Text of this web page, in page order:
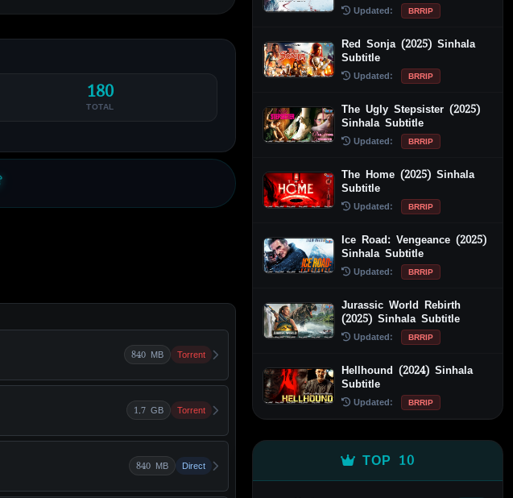
180
TOTAL
840 MB Torrent
1.7 GB Torrent
840 MB Direct
Updated: BRRIP
Red Sonja (2025) Sinhala
Subtitle
Updated: BRRIP
The Ugly Stepsister (2025)
Sinhala Subtitle
Updated: BRRIP
The Home (2025) Sinhala
Subtitle
Updated: BRRIP
Ice Road: Vengeance (2025)
Sinhala Subtitle
Updated: BRRIP
Jurassic World Rebirth
(2025) Sinhala Subtitle
Updated: BRRIP
Hellhound (2024) Sinhala
Subtitle
Updated: BRRIP
TOP 10